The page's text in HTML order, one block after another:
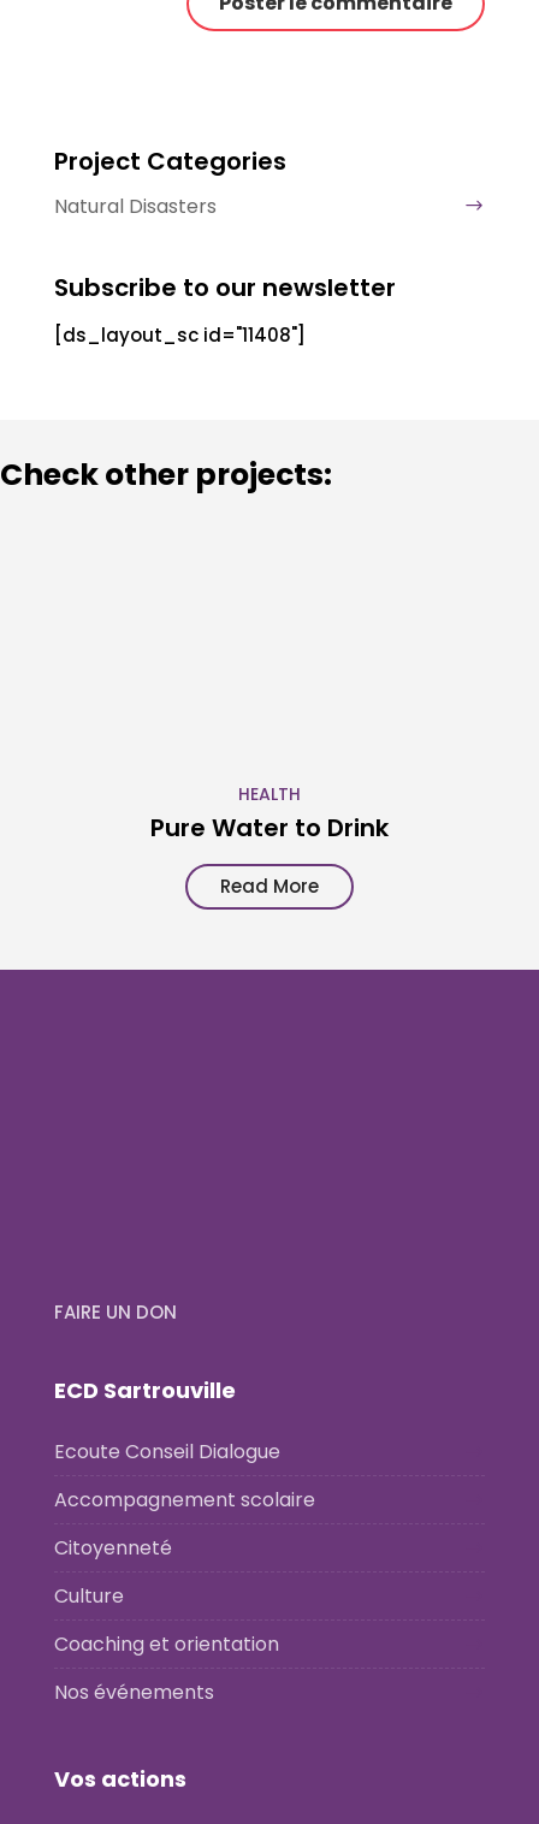
Project Categories
Natural Disasters
Subscribe to our newsletter
[ds_layout_sc id="11408"]
Check other projects:
HEALTH
Pure Water to Drink
Read More
FAIRE UN DON
ECD Sartrouville
Ecoute Conseil Dialogue
Accompagnement scolaire
Citoyenneté
Culture
Coaching et orientation
Nos événements
Vos actions